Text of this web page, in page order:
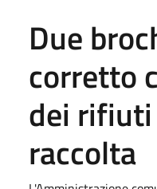
Due
corretto
dei rifiuti
raccolta